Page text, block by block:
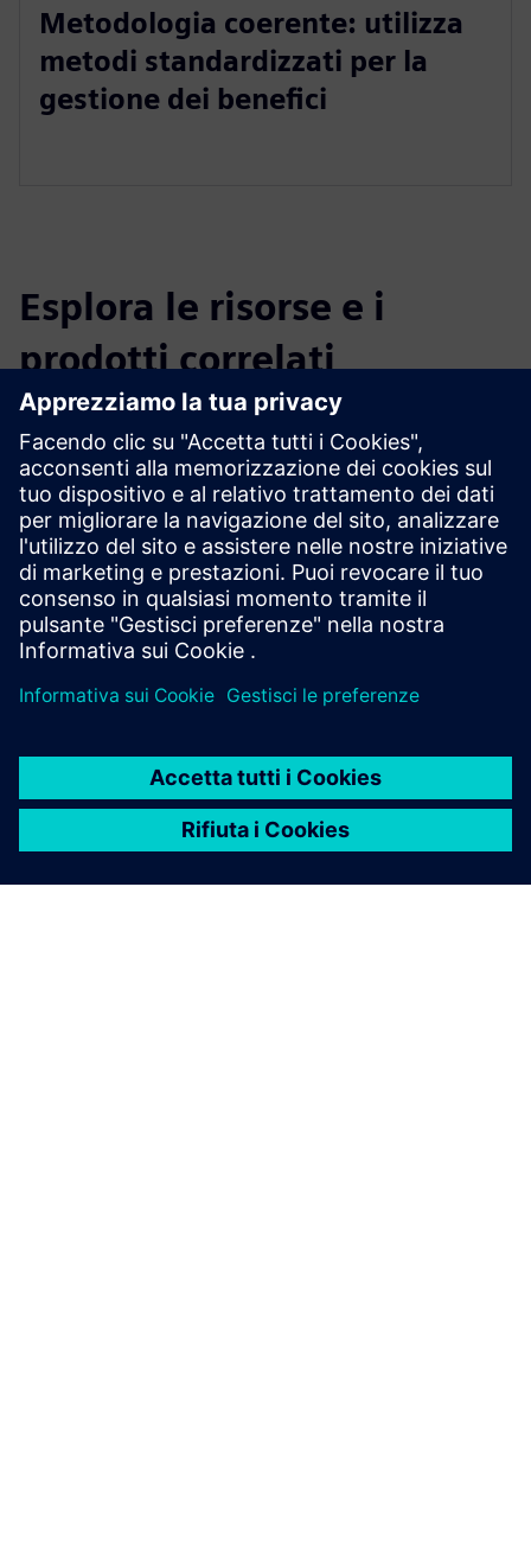
Metodologia coerente: utilizza
metodi standardizzati per la
gestione dei benefici
Esplora le risorse e i
prodotti correlati
Informazioni e risorse aggiuntive
Consulenza aziendale CLEVR
Adattarsi ai cambiamenti nelle organizzazioni
Prerequisiti